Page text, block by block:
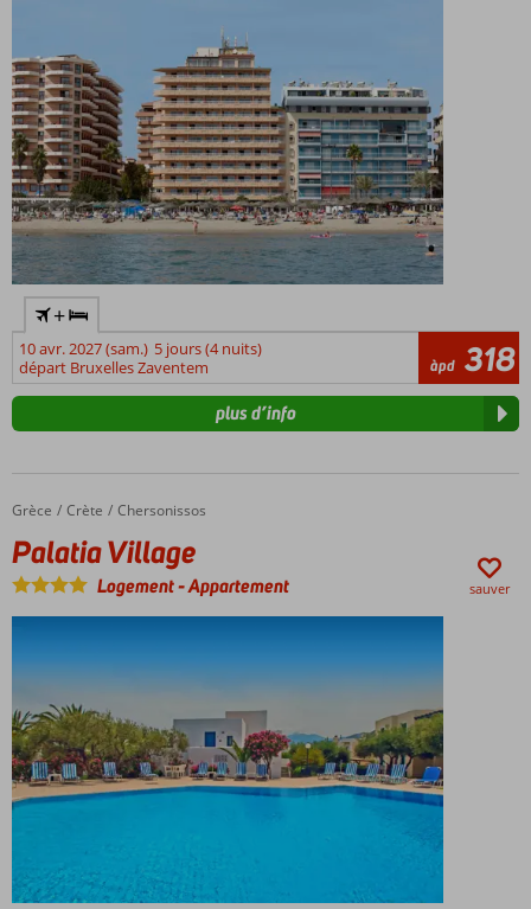
Belle
vue
+
10 avr. 2027 (sam.) 5 jours (4 nuits)
départ Bruxelles Zaventem
àpd 318
plus d’info
Accueil
Grèce Crète Chersonissos
Palatia Village
Palatia Village
Logement-Appartement sauver